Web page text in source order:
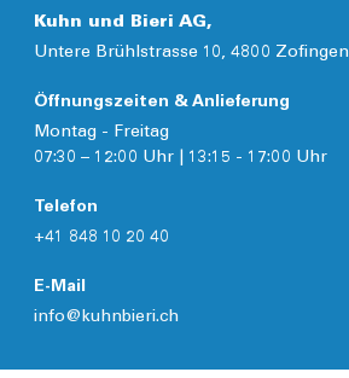
Kuhn und Bieri AG,
Untere Brühlstrasse 10, 4800 Zofingen
Öffnungszeiten & Anlieferung
Montag - Freitag
07:30 – 12:00 Uhr | 13:15 - 17:00 Uhr
Telefon
+41 848 10 20 40
E-Mail
info@kuhnbieri.ch